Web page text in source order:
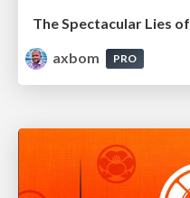
The Spectacular Lies
axbom
PRO